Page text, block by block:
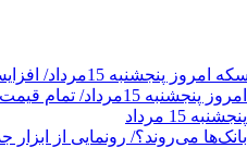
15مرداد/ افزایش قیمت ها + جدول
قیمت ها بر مدار افزایش + جدول
15 مرداد
می‌روند؟/ رونمایی از